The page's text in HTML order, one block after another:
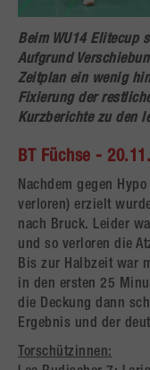
Beim WU14 Elitecup
Aufgrund
Zeitplan ein wenig
Fixierung der
Kurzberichte zu den
BT Füchse -
Nachdem gegen
verloren) erzielt
nach Bruck. Leider
und so verloren die
Bis zur Halbzeit war
in den ersten 25
die Deckung dann
Ergebnis und der
Torschützinnen: